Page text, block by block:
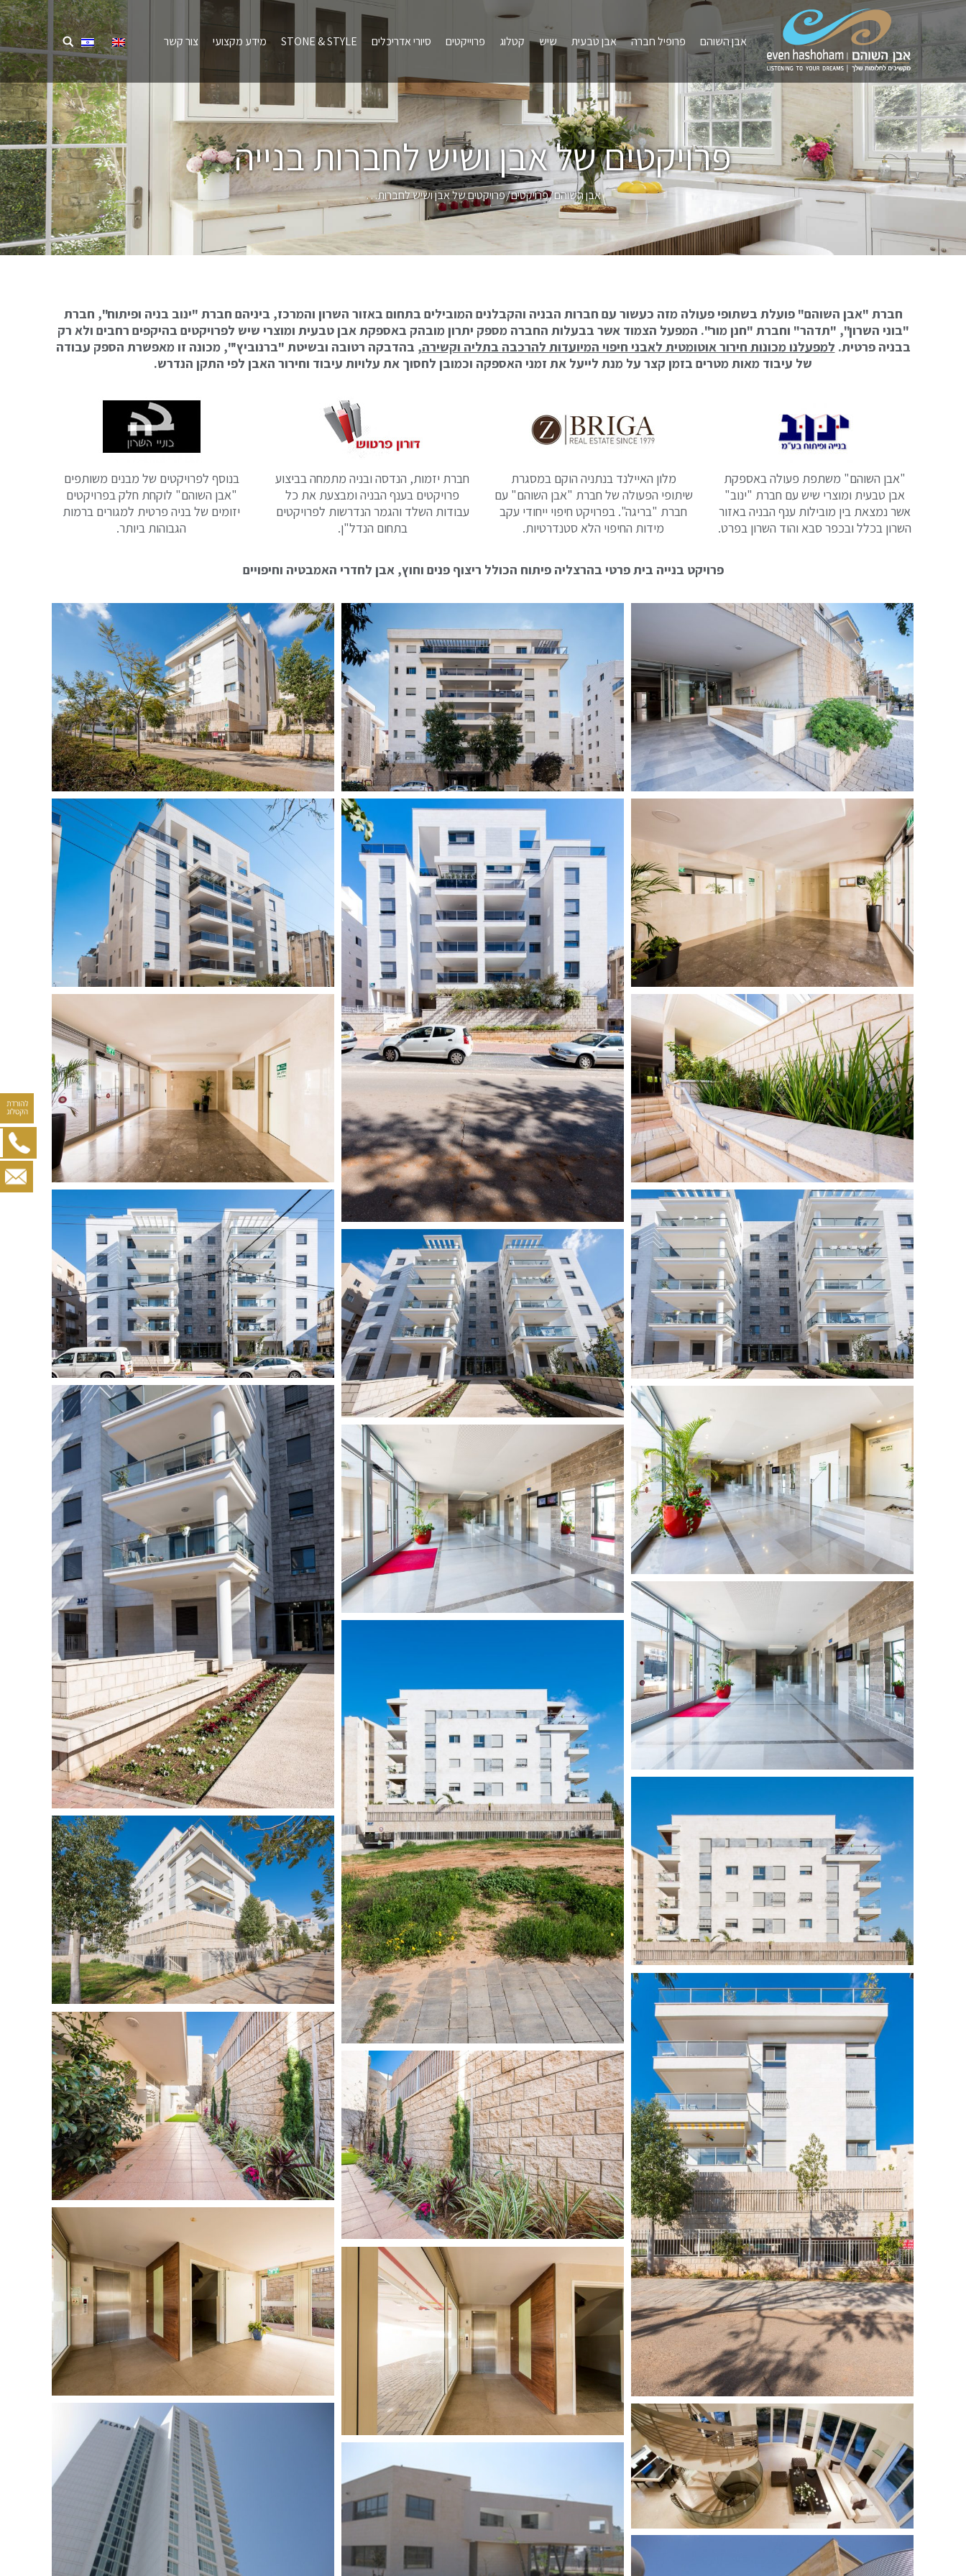
אבן השוהם פרופיל חברה אבן טבעית שיש קטלוג פרוייקטים סיורי אדריכלים STONE & STYLE מידע מקצועי צור קשר
פרויקטים של אבן ושיש לחברות בנייה
מיקומך כאן אבן השוהם פרויקטים פרויקטים של אבן ושיש לחברות…
חברת "אבן השוהם" פועלת בשתופי פעולה מזה כעשור עם חברות הבניה והקבלנים המובילים בתחום באזור השרון והמרכז, ביניהם חברת "ינוב בניה ופיתוח", חברת
"בוני השרון", "תדהר" וחברת "חנן מור". המפעל הצמוד אשר בבעלות החברה מספק יתרון מובהק באספקת אבן טבעית ומוצרי שיש לפרויקטים בהיקפים רחבים ולא רק
בבניה פרטית. למפעלנו מכונות חירור אוטומטית לאבני חיפוי המיועדות להרכבה בתליה וקשירה, בהדבקה רטובה ובשיטת "ברנוביץ'", מכונה זו מאפשרת הספק עבודה
של עיבוד מאות מטרים בזמן קצר על מנת לייעל את זמני האספקה וכמובן לחסוך את עלויות עיבוד וחירור האבן לפי התקן הנדרש.
"אבן השוהם" משתפת פעולה באספקת
אבן טבעית ומוצרי שיש עם חברת "ינוב"
אשר נמצאת בין מובילות ענף הבניה באזור
השרון בכלל ובכפר סבא והוד השרון בפרט.
מלון האיילנד בנתניה הוקם במסגרת
שיתופי הפעולה של חברת "אבן השוהם" עם
חברת "בריגה". בפרויקט חיפוי ייחודי עקב
מידות החיפוי הלא סטנדרטיות.
חברת יזמות, הנדסה ובניה מתמחה בביצוע
פרויקטים בענף הבניה ומבצעת את כל
עבודות השלד והגמר הנדרשות לפרויקטים
בתחום הנדל"ן.
בנוסף לפרויקטים של מבנים משותפים
"אבן השוהם" לוקחת חלק בפרויקטים
יזומים של בניה פרטית למגורים ברמות
הגבוהות ביותר.
פרויקט בנייה בית פרטי בהרצליה פיתוח הכולל ריצוף פנים וחוץ, אבן לחדרי האמבטיה וחיפויים